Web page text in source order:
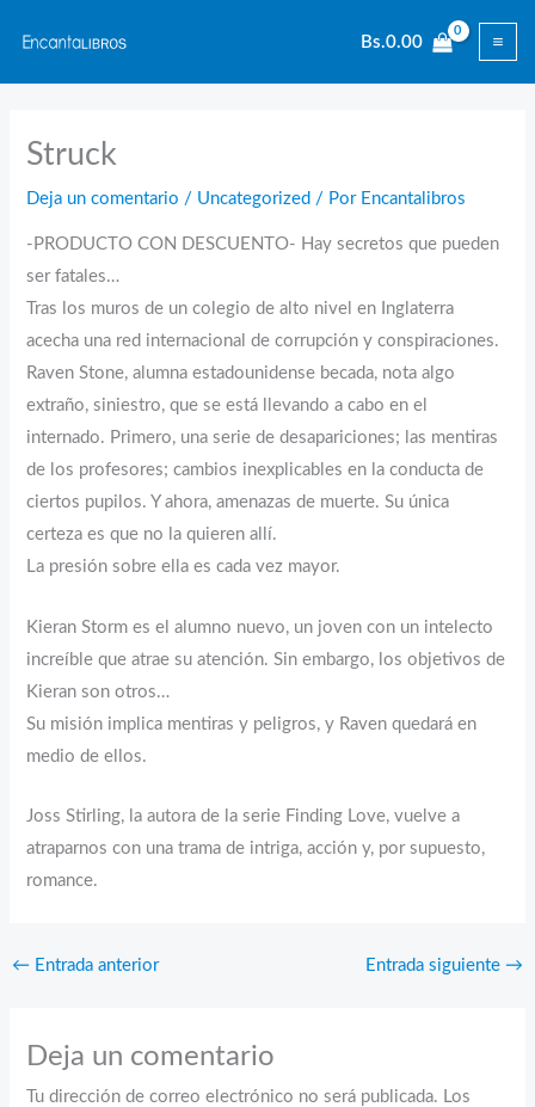
contenido
Bs.0.00
Struck
Deja un comentario / Uncategorized / Por Encantalibros
-PRODUCTO CON DESCUENTO- Hay secretos que pueden
ser fatales…
Tras los muros de un colegio de alto nivel en Inglaterra
acecha una red internacional de corrupción y conspiraciones.
Raven Stone, alumna estadounidense becada, nota algo
extraño, siniestro, que se está llevando a cabo en el
internado. Primero, una serie de desapariciones; las mentiras
de los profesores; cambios inexplicables en la conducta de
ciertos pupilos. Y ahora, amenazas de muerte. Su única
certeza es que no la quieren allí.
La presión sobre ella es cada vez mayor.
Kieran Storm es el alumno nuevo, un joven con un intelecto
increíble que atrae su atención. Sin embargo, los objetivos de
Kieran son otros…
Su misión implica mentiras y peligros, y Raven quedará en
medio de ellos.
Joss Stirling, la autora de la serie Finding Love, vuelve a
atraparnos con una trama de intriga, acción y, por supuesto,
romance.
← Entrada anterior Entrada siguiente →
Deja un comentario
Tu dirección de correo electrónico no será publicada. Los